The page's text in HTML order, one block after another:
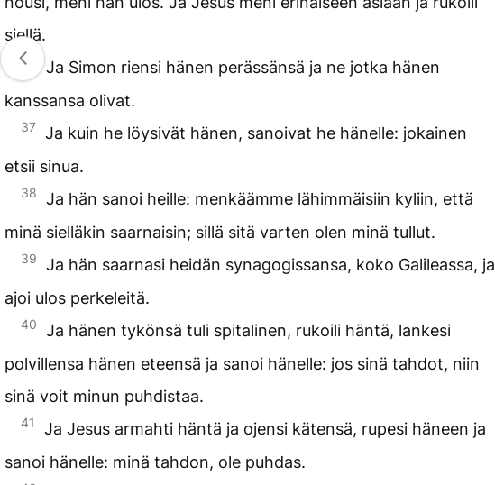
siellä.
36
Ja Simon riensi hänen perässänsä ja ne jotka hänen
kanssansa olivat.
37 Ja kuin he löysivät hänen, sanoivat he hänelle: jokainen
etsii sinua.
38
Ja hän sanoi heille: menkäämme lähimmäisiin kyliin, että
minä sielläkin saarnaisin; sillä sitä varten olen minä tullut.
39
Ja hän saarnasi heidän synagogissansa, koko Galileassa, ja
ajoi ulos perkeleitä.
40
Ja hänen tykönsä tuli spitalinen, rukoili häntä, lankesi
polvillensa hänen eteensä ja sanoi hänelle: jos sinä tahdot, niin
sinä voit minun puhdistaa.
41
Ja Jesus armahti häntä ja ojensi kätensä, rupesi häneen ja
sanoi hänelle: minä tahdon, ole puhdas.